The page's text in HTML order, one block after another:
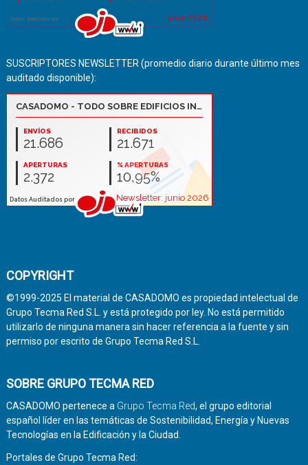
SUSCRIPTORES NEWSLETTER (promedio diario durante último mes
auditado disponible):
COPYRIGHT
©1999-2025 El material de CASADOMO es propiedad intelectual de
Grupo Tecma Red S.L. y está protegido por ley. No está permitido
utilizarlo de ninguna manera sin hacer referencia a la fuente y sin
permiso por escrito de Grupo Tecma Red S.L.
SOBRE GRUPO TECMA RED
CASADOMO pertenece a Grupo Tecma Red, el grupo editorial
español líder en las temáticas de Sostenibilidad, Energía y Nuevas
Tecnologías en la Edificación y la Ciudad.
Portales de Grupo Tecma Red: